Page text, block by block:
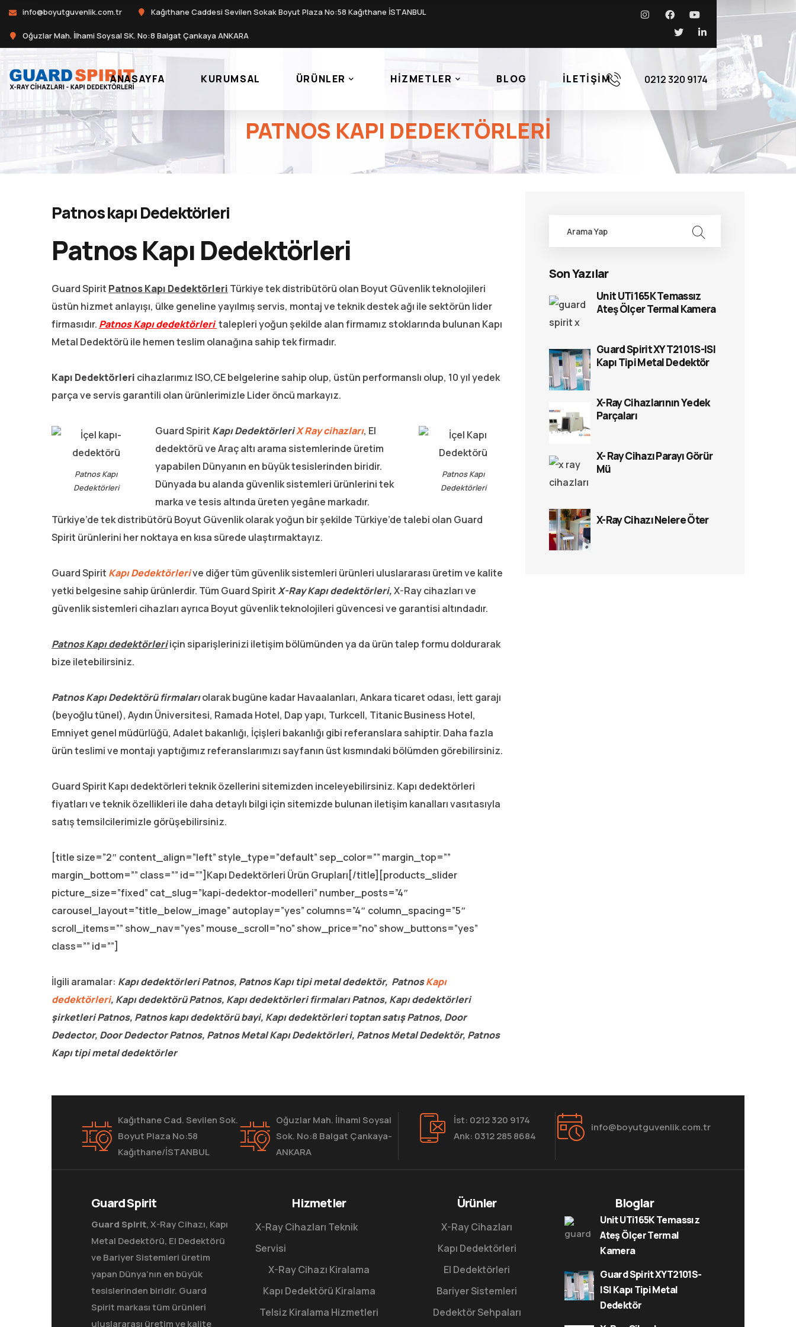
info@boyutguvenlik.com.tr Kağıthane Caddesi Sevilen Sokak Boyut Plaza No:58 Kağıthane İSTANBUL
Oğuzlar Mah. İlhami Soysal SK. No:8 Balgat Çankaya ANKARA
ANASAYFA KURUMSAL ÜRÜNLER HIZMETLER BLOG İLETIŞIM 0212 320 9174
PATNOS KAPI DEDEKTÖRLERI
Patnos kapı Dedektörleri
Patnos Kapı Dedektörleri
Guard Spirit Patnos Kapı Dedektörleri Türkiye tek distribütörü olan Boyut Güvenlik teknolojileri
üstün hizmet anlayışı, ülke geneline yayılmış servis, montaj ve teknik destek ağı ile sektörün lider
firmasıdır. PatnosKapı dedektörleritalepleri yoğun şekilde alan firmamız stoklarında bulunan Kapı
Metal Dedektörü ile hemen teslim olanağına sahip tek firmadır.
Kapı Dedektörleri cihazlarımız ISO,CE belgelerine sahip olup, üstün performanslı olup, 10 yıl yedek
parça ve servis garantili olan ürünlerimizle Lider öncü markayız.
Patnos Kapı
Dedektörleri
Patnos Kapı
Dedektörleri
Guard Spirit Kapı DedektörleriX Ray cihazları, El
dedektörü ve Araç altı arama sistemlerinde üretim
yapabilen Dünyanın en büyük tesislerinden biridir.
Dünyada bu alanda güvenlik sistemleri ürünlerini tek
marka ve tesis altında üreten yegâne markadır.
Türkiye’de tek distribütörü Boyut Güvenlik olarak yoğun bir şekilde Türkiye’de talebi olan Guard
Spirit ürünlerini her noktaya en kısa sürede ulaştırmaktayız.
Guard Spirit Kapı Dedektörlerive diğer tüm güvenlik sistemleri ürünleri uluslararası üretim ve kalite
yetki belgesine sahip ürünlerdir. Tüm Guard SpiritX-Ray Kapı dedektörleri,X-Ray cihazları ve
güvenlik sistemleri cihazları ayrıca Boyut güvenlik teknolojileri güvencesi ve garantisi altındadır.
Patnos Kapı dedektörleriiçin siparişlerinizi iletişim bölümünden ya da ürün talep formu doldurarak
bize iletebilirsiniz.
Patnos Kapı Dedektörü firmalarıolarak bugüne kadar Havaalanları, Ankara ticaret odası, İett garajı
(beyoğlu tünel), Aydın Üniversitesi, Ramada Hotel, Dap yapı, Turkcell, Titanic Business Hotel,
Emniyet genel müdürlüğü, Adalet bakanlığı, İçişleri bakanlığı gibi referanslara sahiptir. Daha fazla
ürün teslimi ve montajı yaptığımız referanslarımızı sayfanın üst kısmındaki bölümden görebilirsiniz.
Guard Spirit Kapı dedektörleri teknik özellerini sitemizden inceleyebilirsiniz. Kapı dedektörleri
fiyatları ve teknik özellikleri ile daha detaylı bilgi için sitemizde bulunan iletişim kanalları vasıtasıyla
satış temsilcilerimizle görüşebilirsiniz.
[title size=”2″ content_align=”left” style_type=”default” sep_color=”” margin_top=””
margin_bottom=”” class=”” id=””]Kapı Dedektörleri Ürün Grupları[/title][products_slider
picture_size=”fixed” cat_slug=”kapi-dedektor-modelleri” number_posts=”4″
carousel_layout=”title_below_image” autoplay=”yes” columns=”4″ column_spacing=”5″
scroll_items=”” show_nav=”yes” mouse_scroll=”no” show_price=”no” show_buttons=”yes”
class=”” id=””]
İlgili aramalar: Kapı dedektörleri Patnos, Patnos Kapı tipi metal dedektör, PatnosKapı
dedektörleri, Kapı dedektörü Patnos, Kapı dedektörleri firmaları Patnos, Kapı dedektörleri
şirketleri Patnos, Patnos kapı dedektörü bayi, Kapı dedektörleri toptan satış Patnos, Door
Dedector, Door Dedector Patnos, Patnos Metal Kapı Dedektörleri, Patnos Metal Dedektör, Patnos
Kapı tipi metal dedektörler
Son Yazılar
Unit UTi165K Temassız
Ateş Ölçer Termal Kamera
Guard Spirit XYT2101S-ISI
Kapı Tipi Metal Dedektör
X-Ray Cihazlarının Yedek
Parçaları
X- Ray Cihazı Parayı Görür
Mü
X-Ray Cihazı Nelere Öter
Kağıthane Cad. Sevilen Sok.
Boyut Plaza No:58
Kağıthane/İSTANBUL
Oğuzlar Mah. İlhami Soysal
Sok. No:8 Balgat Çankaya-
ANKARA
İst: 0212 320 9174
Ank: 0312 285 8684
info@boyutguvenlik.com.tr
Guard Spirit
Guard Spirit, X-Ray Cihazı, Kapı
Metal Dedektörü, El Dedektörü
ve Bariyer Sistemleri üretim
yapan Dünya’nın en büyük
tesislerinden biridir. Guard
Spirit markası tüm ürünleri
uluslararası üretim ve kalite
Hizmetler
X-Ray Cihazları Teknik
Servisi
X-Ray Cihazı Kiralama
Kapı Dedektörü Kiralama
Telsiz Kiralama Hizmetleri
Ürünler
X-Ray Cihazları
Kapı Dedektörleri
El Dedektörleri
Bariyer Sistemleri
Dedektör Sehpaları
Bloglar
Unit UTi165K Temassız
Ateş Ölçer Termal
Kamera
Guard Spirit XYT2101S-
ISI Kapı Tipi Metal
Dedektör